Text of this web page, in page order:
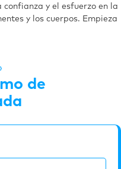
y el esfuerzo en la
y los cuerpos. Empieza
de